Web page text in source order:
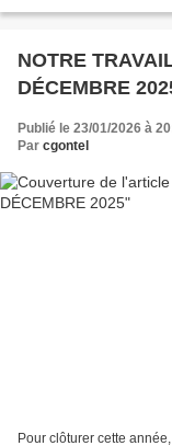
NOTRE
DÉCEMBRE
Publié le 23/01/2026 à
Par cgontel
Pour clôturer cette